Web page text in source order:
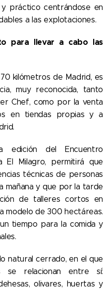
práctico centrándose en
a las explotaciones.
para llevar a cabo las
kilómetros de Madrid, es
muy reconocida, tanto
Chef, como por la venta
en tiendas propias y a
del Encuentro
El Milagro, permitirá que
técnicas de personas
mañana y que por la tarde
de talleres cortos en
modelo de 300 hectáreas.
tiempo para la comida y
natural cerrado, en el que
se relacionan entre sí:
olivares, huertas y